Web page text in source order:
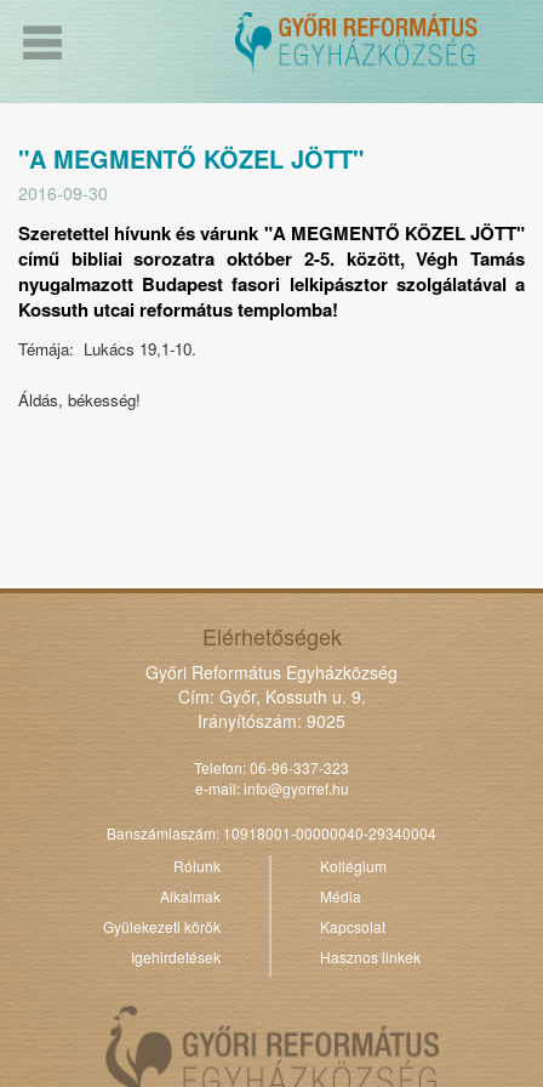
"A MEGMENTŐ KÖZEL JÖTT"
2016-09-30
Szeretettel hívunk és várunk "A MEGMENTŐ KÖZEL JÖTT"
című bibliai sorozatra október 2-5. között, Végh Tamás
nyugalmazott Budapest fasori lelkipásztor szolgálatával a
Kossuth utcai református templomba!
Témája: Lukács 19,1-10.
Áldás, békesség!
Elérhetőségek
Győri Református Egyházközség
Cím: Győr, Kossuth u. 9.
Irányítószám: 9025
Telefon: 06-96-337-323
e-mail:info@gyorref.hu
Banszámlaszám: 10918001-00000040-29340004
Rólunk
Alkalmak
Gyülekezeti körök
Igehirdetések
Kollégium
Média
Kapcsolat
Hasznos linkek